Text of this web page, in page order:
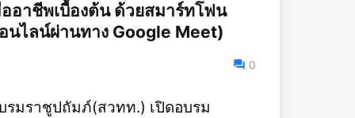
อาชีพเบื้องต้น ด้วยสมาร์ทโฟน
นไลน์ผ่านทาง Google Meet)
0
มราชูปถัมภ์(สวทท.) เปิดอบรม